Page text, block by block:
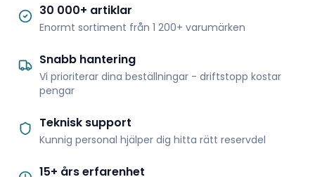
30 000+ artiklar
Enormt sortiment från 1 200+ varumärken
Snabb hantering
Vi prioriterar dina beställningar - driftstopp kostar
pengar
Teknisk support
Kunnig personal hjälper dig hitta rätt reservdel
15+ års erfarenhet